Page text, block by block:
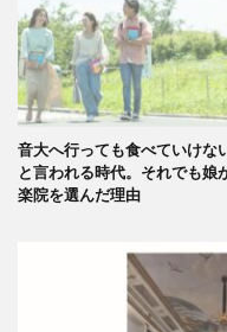
音大へ行っても食べていけな
と言われる時代。それでも娘
楽院を選んだ理由